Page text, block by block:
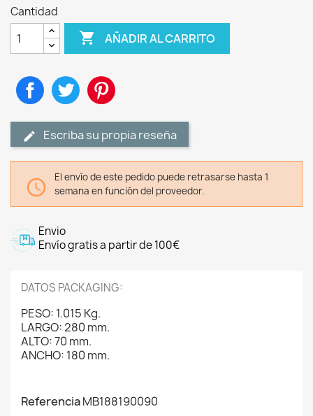
Cantidad
 AÑADIR AL CARRITO
CompartirTuitear
Escriba su propia reseña

El envío de este pedido puede retrasarse hasta 1
semana en función del proveedor.
Envio
Envío gratis a partir de 100€
DATOS PACKAGING:
PESO: 1.015 Kg.
LARGO: 280 mm.
ALTO: 70 mm.
ANCHO: 180 mm.
ReferenciaMB188190090